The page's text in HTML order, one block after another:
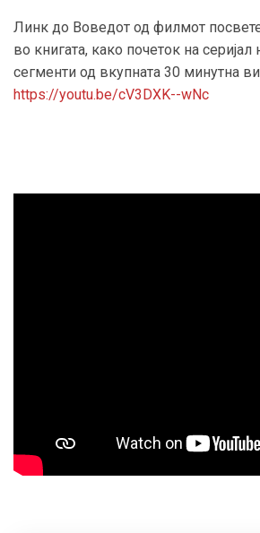
Линк до Воведот од филмот
во книгата, како почеток на
сегменти од вкупната 30 минутна
https://youtu.be/cV3DXK--wNc